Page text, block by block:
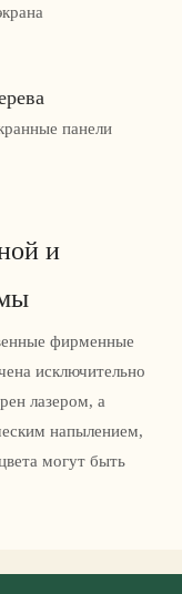
панели
и
фирменные
исключительно
лазером, а
напылением,
могут быть